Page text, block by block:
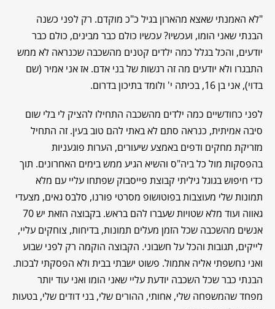
"לא האמנתי שאצא מהארון בגיל כ"כ מוקדם. רק לפני כשנה
הבנתי שאני הומו, ועכשיו? עכשיו כולם כבר מבינים, כולם כבר
יודעים, והכל בגלל כמה ילדים קטנים מהשכבה שכנראה לא ממש
התבגרו ולא יודעים מה זה רגשות של בני אדם. אז אני אמיר (שם
בדוי), אני בן 16, בכיתה י' ולומד בתיכון בדרום.
לפני כחודשיים כמה ילדים מהשכבה התחילו להציק לי בלי שום
סיבה אמיתית, כנראה סתם לא באתי להם טוב בעין. זה התחיל
מזריקת מחקים ודפים באמצע שיעורים, הערות פוגעניות
בהפסקות מול כל ביה"ס והשיא הגיע ממש בימים האחרונים. תוך
כדי חיפוש בגוגל גיליתי קבוצת פייסבוק שפתחו עליי עם מלא
תמונות שלי מעוצבות בפוטושופ מסרטי פורנו, סלבס גאים, מצעדי
גאווה ועוד מלא שטויות שעברו להם בראש. בקבוצה הזאת יש 70
אנשים מהשכבה שכל הזמן מעלים תמונות, בדיחות, צוחקים עליי,
לייקים, תגובות והכל על חשבוני. הקבוצה הוקמה רק לפני שבוע
ואני נחשפתי אליה אתמול. פשוט ישבתי בבית ולא הפסקתי לבכות.
הבנתי כבר שכל השכבה יודעת עליי שאני הומו ואני עוד יותר
מפחד שהמשפחה שלי, אחותי, ההורים שלי, בני דודים שלי, בטעות